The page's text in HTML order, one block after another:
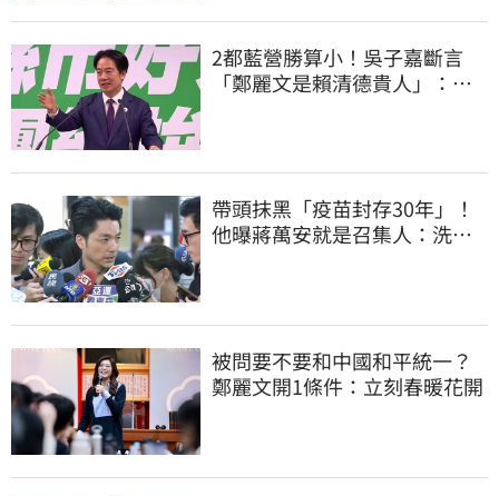
2都藍營勝算小！吳子嘉斷言
「鄭麗文是賴清德貴人」：保
帶頭抹黑「疫苗封存30年」！
他曝蔣萬安就是召集人：洗記
被問要不要和中國和平統一？
鄭麗文開1條件：立刻春暖花開